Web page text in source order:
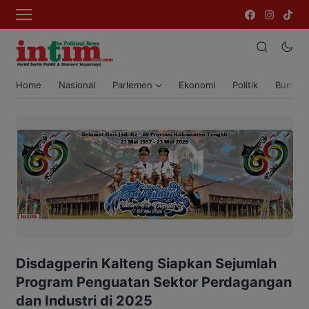
Home Nasional Parlemen Ekonomi Politik Bumi
Disdagperin Kalteng Siapkan Sejumlah
Program Penguatan Sektor Perdagangan
dan Industri di 2025